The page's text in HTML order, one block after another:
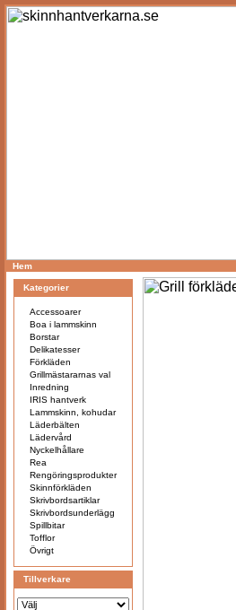
Hem
Kategorier
Accessoarer
Boa i lammskinn
Borstar
Delikatesser
Förkläden
Grillmästararnas val
Inredning
IRIS hantverk
Lammskinn, kohudar
Läderbälten
Lädervård
Nyckelhållare
Rea
Rengöringsprodukter
Skinnförkläden
Skrivbordsartiklar
Skrivbordsunderlägg
Spillbitar
Tofflor
Övrigt
Tillverkare